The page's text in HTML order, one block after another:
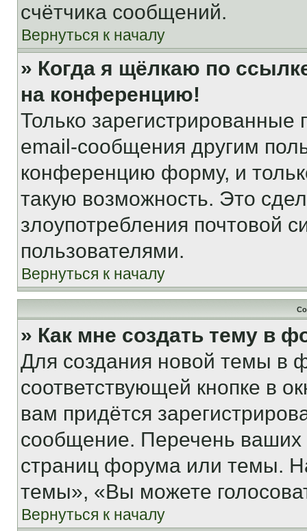
счётчика сообщений.
Вернуться к началу
» Когда я щёлкаю по
на конференцию!
Только зарегистрированные
email-сообщения другим
конференцию форму, и
такую возможность. Это
злоупотребления почтовой
пользователями.
Вернуться к началу
» Как мне создать тему в
Для создания новой темы в
соответствующей кнопке в
вам придётся
сообщение. Перечень ваших
страниц форума или темы.
темы», «Вы можете
Вернуться к началу